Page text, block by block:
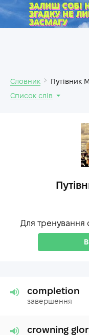
Словник
Путівник
Список слів
Для тренування
completion
завершення
crowning